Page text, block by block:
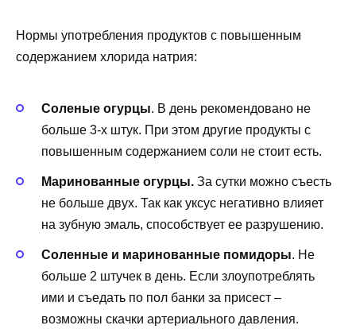
Нормы употребления продуктов с повышенным
содержанием хлорида натрия:
Соленые огурцы. В день рекомендовано не
больше 3-х штук. При этом другие продукты с
повышенным содержанием соли не стоит есть.
Маринованные огурцы. За сутки можно съесть
не больше двух. Так как уксус негативно влияет
на зубную эмаль, способствует ее разрушению.
Соленные и маринованные помидоры. Не
больше 2 штучек в день. Если злоупотреблять
ими и съедать по пол банки за присест –
возможны скачки артериального давления.